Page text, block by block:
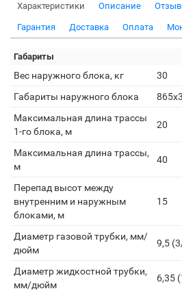
Характеристики Описание
Гарантия Доставка Оплата
Габариты
Вес наружного блока, кг
30
Габариты наружного блока
Макcимальная длина трассы
1-го блока, м
20
Максимальная длина трассы,
м
40
Перепад высот между
внутренним и наружным
блоками, м
15
Диаметр газовой трубки, мм/
дюйм
9,5
Диаметр жидкостной трубки,
мм/дюйм
6,35